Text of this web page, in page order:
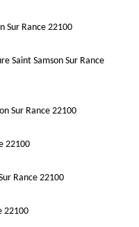
Sur Rance 22100
Saint Samson Sur Rance
Sur Rance 22100
22100
Rance 22100
22100